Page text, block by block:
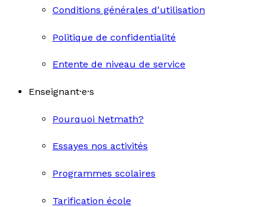
Conditions générales d'utilisation
Politique de confidentialité
Entente de niveau de service
Enseignant·e·s
Pourquoi Netmath?
Essayes nos activités
Programmes scolaires
Tarification école